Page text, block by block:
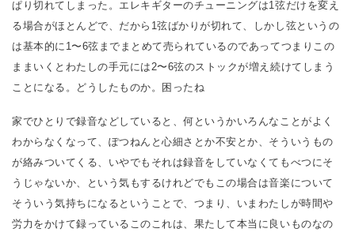
ぱり切れてしまった。エレキギターのチューニングは1弦だけを変え
る場合がほとんどで、だから1弦ばかりが切れて、しかし弦というの
は基本的に1〜6弦までまとめて売られているのであってつまりこの
ままいくとわたしの手元には2〜6弦のストックが増え続けてしまう
ことになる。どうしたものか。困ったね
家でひとりで録音などしていると、何というかいろんなことがよく
わからなくなって、ぽつねんと心細さとか不安とか、そういうもの
が絡みついてくる、いやでもそれは録音をしていなくてもべつにそ
うじゃないか、という気もするけれどでもこの場合は音楽について
そういう気持ちになるということで、つまり、いまわたしが時間や
労力をかけて録っているこのこれは、果たして本当に良いものなの